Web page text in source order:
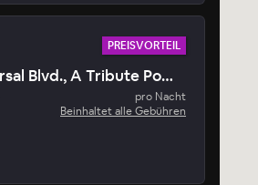
PREISVORTEIL
Hotel Landy Orlando Universal Blvd., A Tribute Portfolio Hotel
pro Nacht
Beinhaltet alle Gebühren